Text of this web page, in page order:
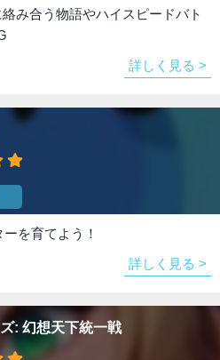
み合う物語やハイスピードバト
詳しく見る >
を育てよう！
詳しく見る >
: 幻想天下統一戦